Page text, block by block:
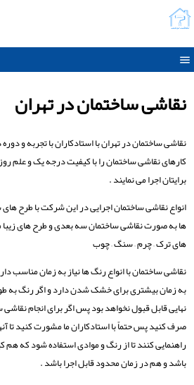
نقاشی ساختمان در تهران
نقاشی ساختمان در تهران با استادکاران با تجربه و
کارهای نقاشی ساختمان را با کیفیت درجه یک و علم روز
برایتان اجرا می نمایند .
انواع نقاشی ساختمان اجرایی در این شرکت با طرح های
ها به صورت نقاشی ساختمان سه بعدی و طرح های زیبا
های ترک – چرم – سنگ – چوب
نقاشی ساختمان با انواع رنگ ها نیاز به زمان مناسب
به زمان بیشتری برای خشک شدن دارد و اگر رنگ
نهایی قابل قبول نخواهد بود پس اگر برای انجام
صرف کنید پس حتماً با استادکاران ما مشورت کنید تا
راهنمایی کنند تا از رنگ و موادی استفاده شود که هم
باشد و هم در زمان محدود قابل اجرا باشد .